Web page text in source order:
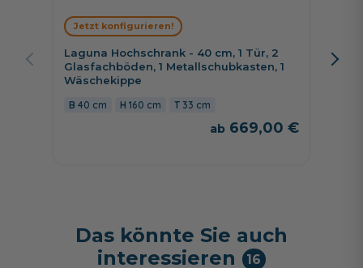
Laguna Hochschrank - 40 cm, 1 Tür, 2
Glasfachböden, 1 Metallschubkasten, 1
Wäschekippe
40 cm 160 cm 33 cm
669,00 €
Jetzt konfigurieren!
Puris
Das könnte Sie auch
interessieren
16